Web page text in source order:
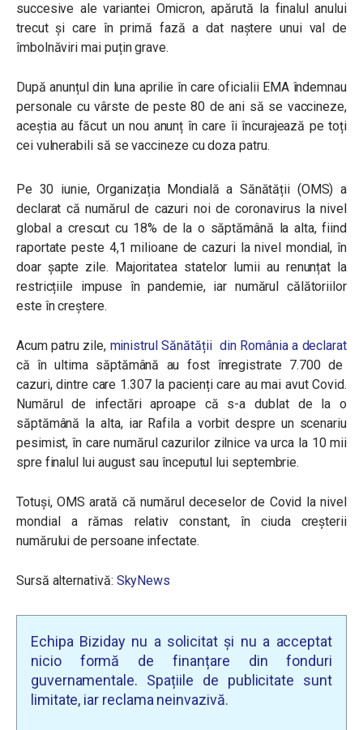
succesive ale variantei Omicron, apărută la finalul anului
trecut și care în primă fază a dat naștere unui val de
îmbolnăviri mai puțin grave.
După anunțul din luna aprilie în care oficialii EMA îndemnau
personale cu vârste de peste 80 de ani să se vaccineze,
aceștia au făcut un nou anunț în care îi încurajează pe toți
cei vulnerabili să se vaccineze cu doza patru.
Pe 30 iunie, Organizația Mondială a Sănătății (OMS) a
declarat că numărul de cazuri noi de coronavirus la nivel
global a crescut cu 18% de la o săptămână la alta, fiind
raportate peste 4,1 milioane de cazuri la nivel mondial, în
doar șapte zile. Majoritatea statelor lumii au renunțat la
restricțiile impuse în pandemie, iar numărul călătoriilor
este în creștere.
Acum patru zile, ministrul Sănătății din România a declarat
că în ultima săptămână au fost înregistrate 7.700 de
cazuri, dintre care 1.307 la pacienți care au mai avut Covid.
Numărul de infectări aproape că s-a dublat de la o
săptămână la alta, iar Rafila a vorbit despre un scenariu
pesimist, în care numărul cazurilor zilnice va urca la 10 mii
spre finalul lui august sau începutul lui septembrie.
Totuși, OMS arată că numărul deceselor de Covid la nivel
mondial a rămas relativ constant, în ciuda creșterii
numărului de persoane infectate.
Sursă alternativă: SkyNews
Echipa Biziday nu a solicitat și nu a acceptat
nicio formă de finanțare din fonduri
guvernamentale. Spațiile de publicitate sunt
limitate, iar reclama neinvazivă.